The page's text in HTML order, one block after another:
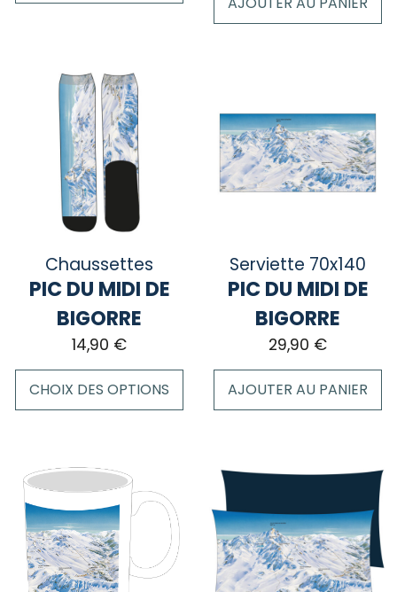
plusieurs
variations.
options
peuvent
choisies
page
produit
Chaussettes
PIC DU MIDI DE
BIGORRE
14,90 €
CHOIX DES OPTIONS
plusieurs
variations.
Les
options
peuvent
Serviette 70x140
PIC DU MIDI DE
BIGORRE
29,90 €
AJOUTER AU PANIER